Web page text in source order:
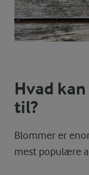
Hvad
til?
Blommer er
mest populære